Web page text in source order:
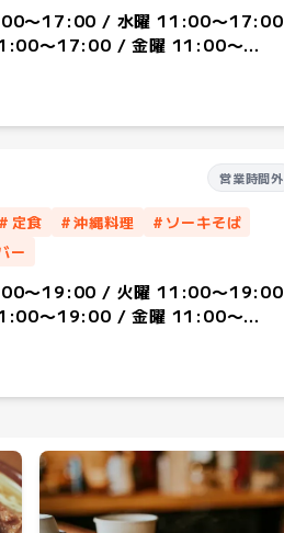
〜17:00 / 水曜 11:00〜17:00
〜17:00 / 金曜 11:00〜
営業時間外
# 定食 #沖縄料理 # ソーキそば
ー
〜19:00 / 火曜 11:00〜19:00
〜19:00 / 金曜 11:00〜